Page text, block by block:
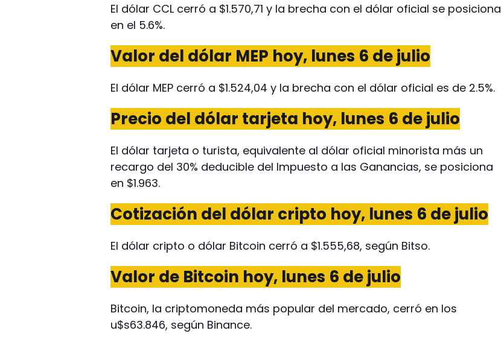
El dólar CCL cerró a $1.570,71 y la brecha con el dólar oficial se posiciona
en el 5.6%.
Valor del dólar MEP hoy, lunes 6 de julio
El dólar MEP cerró a $1.524,04 y la brecha con el dólar oficial es de 2.5%.
Precio del dólar tarjeta hoy, lunes 6 de julio
El dólar tarjeta o turista, equivalente al dólar oficial minorista más un
recargo del 30% deducible del Impuesto a las Ganancias, se posiciona
en $1.963.
Cotización del dólar cripto hoy, lunes 6 de julio
El dólar cripto o dólar Bitcoin cerró a $1.555,68, según Bitso.
Valor de Bitcoin hoy, lunes 6 de julio
Bitcoin, la criptomoneda más popular del mercado, cerró en los
u$s63.846, según Binance.